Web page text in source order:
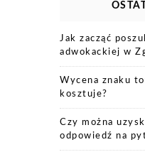
Jak zacząć
adwokackiej w
Wycena znaku
kosztuje?
Czy można
odpowiedź na